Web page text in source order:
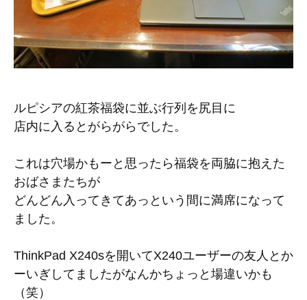
ルピシアの紅茶福袋に並ぶ行列を尻目に
店内に入るとがらがらでした。
これは穴場かもーと思ったら福袋を両脇に抱えた
おばさまたちが
どんどん入ってきてあっという間に満席になって
ました。
ThinkPad X240sを開いてX240ユーザーの友人とか
ーいぎしてましたがなんかちょっと場違いかも
（笑）